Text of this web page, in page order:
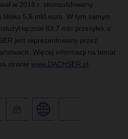
w 2018 r. skonsolidowany
5,6 mld euro. W tym samym
łącznie 83,7 mln przesyłek o
jest reprezentowany przez
Więcej informacji na temat
stronie www.DACHSER.pl